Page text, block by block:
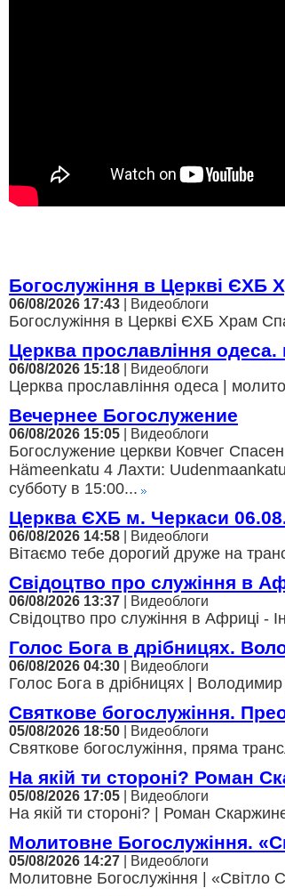
Богослужіння в Церкві ЄХБ
06/08/2026 17:43 | Видеоблоги
Богослужіння в Церкві ЄХБ Храм
Церква прославління
06/08/2026 15:18 | Видеоблоги
Церква прославління одеса |
Вечернее Богослужение
06/08/2026 15:05 | Видеоблоги
Богослужение церкви Ковчег
Hämeenkatu 4 Лахти:
субботу в 15:00...
Церква ЄХБ м. Черкаси
06/08/2026 14:58 | Видеоблоги
Вітаємо тебе дорогий друже на
Свідоцтво про служіння в
06/08/2026 13:37 | Видеоблоги
Свідоцтво про служіння в Африці -
Голос Бога в дрібницях.
06/08/2026 04:30 | Видеоблоги
Голос Бога в дрібницях |
Святкове богослужіння.
05/08/2026 18:50 | Видеоблоги
Святкове богослужіння, пряма
На якій ти стороні? Роман
05/08/2026 17:05 | Видеоблоги
На якій ти стороні? | Роман
Молитовне Богослужіння.
05/08/2026 14:27 | Видеоблоги
Молитовне Богослужіння | «Світло